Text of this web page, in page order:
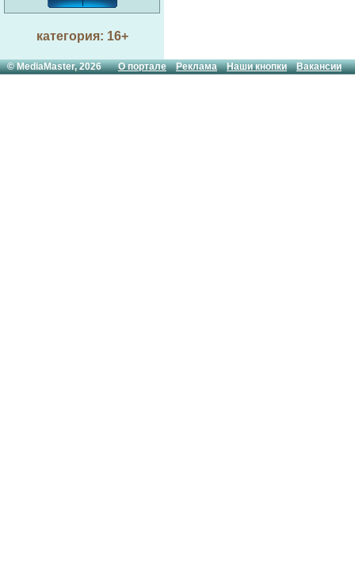
категория: 16+
© MediaMaster, 2026О портале Реклама Наши кнопки Вакансии